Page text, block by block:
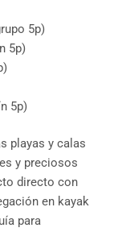
5p)
5p)
5p)
playas y calas
y preciosos
directo con
en kayak
para